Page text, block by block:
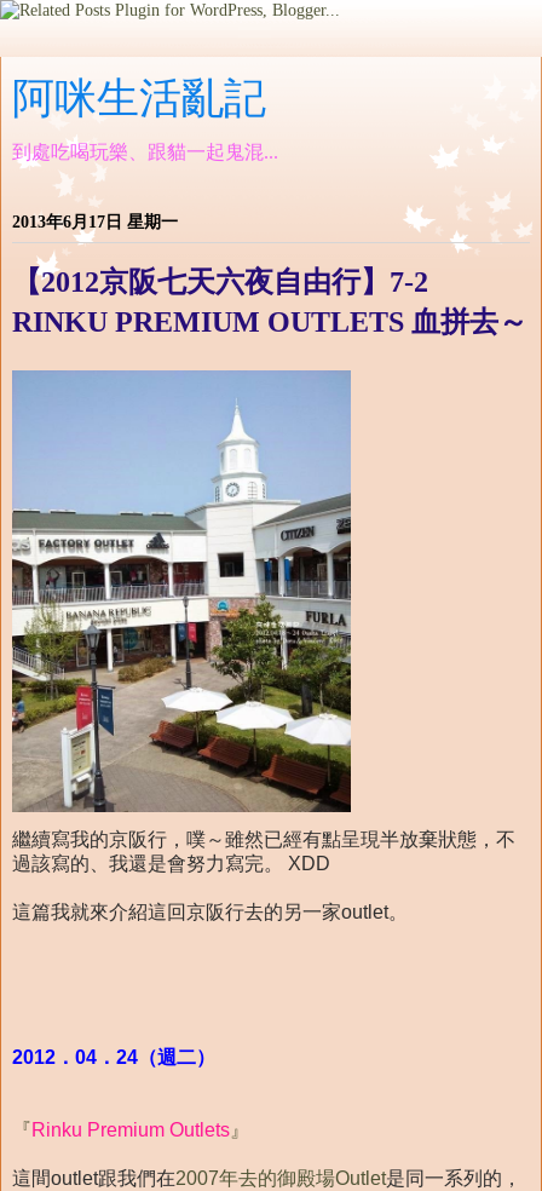
阿咪生活亂記
到處吃喝玩樂、跟貓一起鬼混...
2013年6月17日 星期一
【2012京阪七天六夜自由行】7-2
RINKU PREMIUM OUTLETS 血拼去～
繼續寫我的京阪行，噗～雖然已經有點呈現半放棄狀態，不
過該寫的、我還是會努力寫完。 XDD
這篇我就來介紹這回京阪行去的另一家outlet。
2012．04．24（週二）
『Rinku Premium Outlets 』
這間outlet跟我們在2007年去的御殿場Outlet是同一系列的，